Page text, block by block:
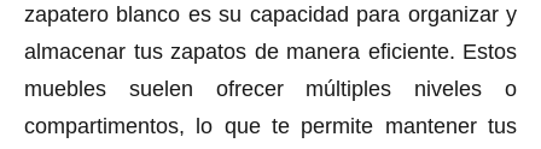
zapatero blanco es su capacidad para organizar y
almacenar tus zapatos de manera eficiente. Estos
muebles suelen ofrecer múltiples niveles o
compartimentos, lo que te permite mantener tus